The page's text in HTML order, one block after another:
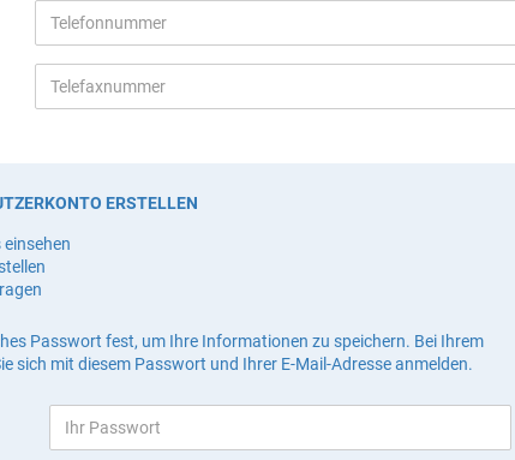
ERSTELLEN
Passwort fest, um Ihre Informationen zu speichern. Bei Ihrem
sich mit diesem Passwort und Ihrer E-Mail-Adresse anmelden.